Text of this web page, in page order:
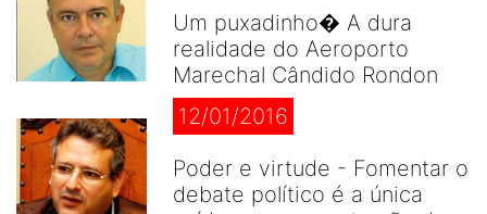
Um puxadinho� A dura
realidade do Aeroporto
Marechal Cândido Rondon
12/01/2016
Poder e virtude - Fomentar o
debate político é a única